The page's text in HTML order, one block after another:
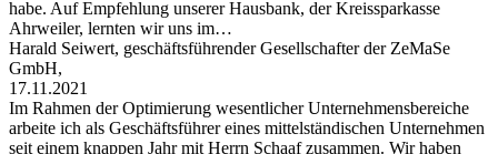
habe. Auf Empfehlung unserer Hausbank, der Kreissparkasse
Ahrweiler, lernten wir uns im…
Harald Seiwert, geschäftsführender Gesellschafter der ZeMaSe
GmbH,
17.11.2021
Im Rahmen der Optimierung wesentlicher Unternehmensbereiche
arbeite ich als Geschäftsführer eines mittelständischen Unternehmen
seit einem knappen Jahr mit Herrn Schaaf zusammen. Wir haben